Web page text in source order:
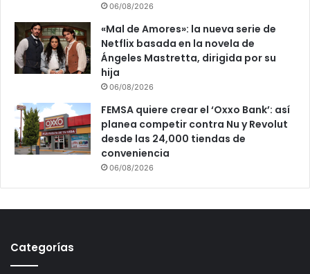
06/08/2026
«Mal de Amores»: la nueva serie de
Netflix basada en la novela de
Ángeles Mastretta, dirigida por su
hija
06/08/2026
FEMSA quiere crear el ‘Oxxo Bank’: así
planea competir contra Nu y Revolut
desde las 24,000 tiendas de
conveniencia
06/08/2026
Categorías